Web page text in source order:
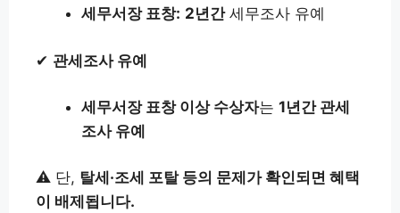
세무서장 표창: 2년간세무조사 유예
✔ 관세조사 유예
세무서장 표창 이상 수상자는 1년간 관세
조사 유예
⚠️ 단, 탈세·조세 포탈 등의 문제가 확인되면 혜택
이 배제됩니다.